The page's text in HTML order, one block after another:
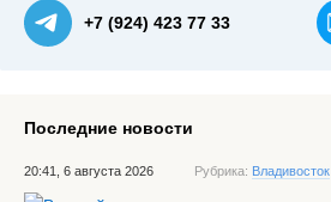
+7 (924) 423 77 33
Последние новости
20:41, 6 августа 2026 Рубрика: Владивосток